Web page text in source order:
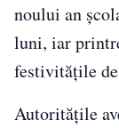
noului an
luni, iar
festivitățile
Autoritățile